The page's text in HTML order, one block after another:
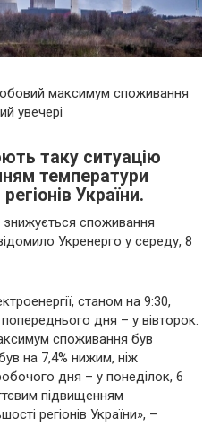
максимум споживання
увечері
таку ситуацію
температури
України.
знижується споживання
Укренерго у середу, 8
станом на 9:30,
дня – у вівторок.
споживання був
на 7,4% нижим, ніж
дня – у понеділок, 6
підвищенням
регіонів України», –